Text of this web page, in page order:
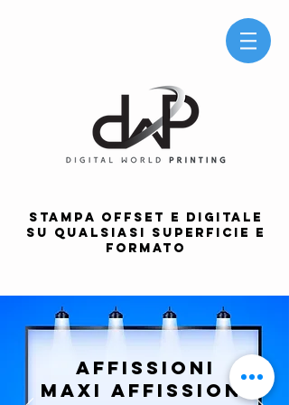
STAMPA OFFSET E DIGITALE
SU QUALSIASI SUPERFICIE E
FORMATO
AFFISSIONI
MAXI AFFISSIONI